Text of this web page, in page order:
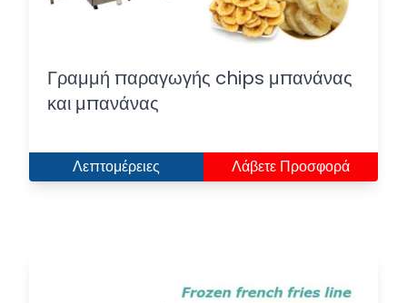
Γραμμή παραγωγής chips μπανάνας
και μπανάνας
Λεπτομέρειες Λάβετε Προσφορά